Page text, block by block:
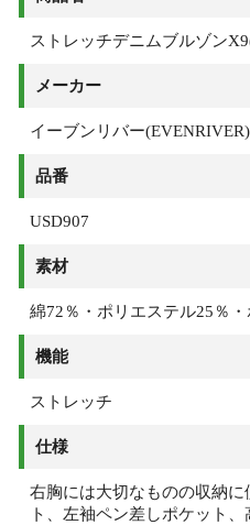
ストレッチデニムブルゾン
メーカー
イーブンリバー(EVENRIVER)
品番
USD907
素材
綿72％・ポリエステル25％
機能
ストレッチ
仕様
右胸には大切なものの収納
ト、左袖ペン差しポケット